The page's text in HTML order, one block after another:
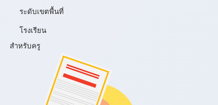
ระดับเขตพื้นที่
โรงเรียน
สำหรับครู